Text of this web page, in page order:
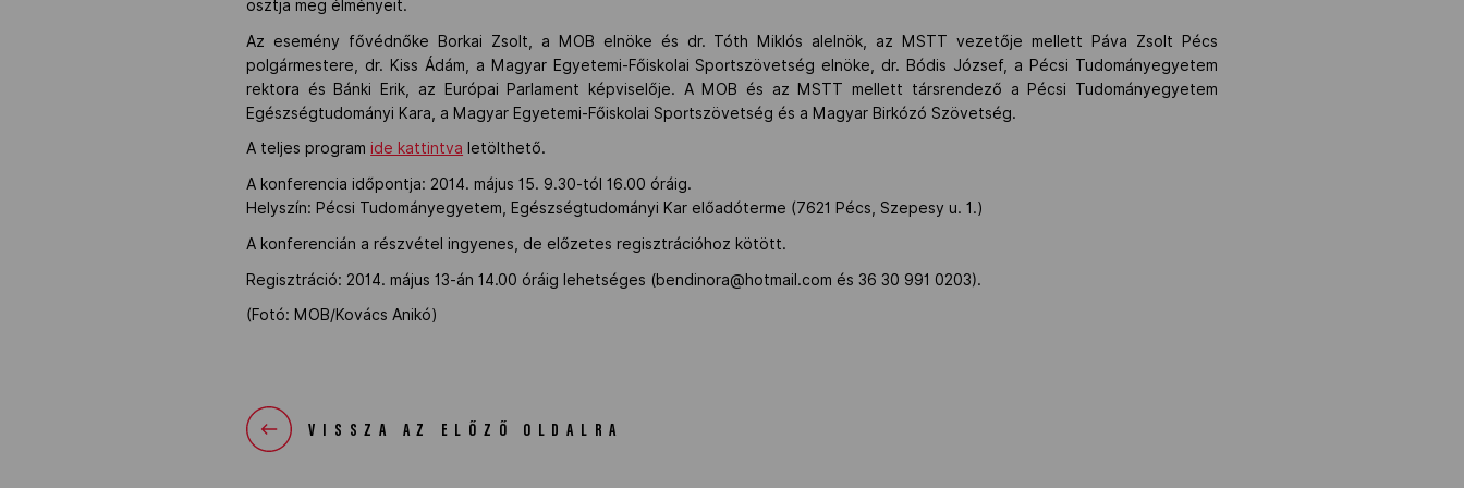
osztja meg élményeit.
Az esemény fővédnőke Borkai Zsolt, a MOB elnöke és dr. Tóth Miklós alelnök, az MSTT vezetője mellett Páva Zsolt Pécs
polgármestere, dr. Kiss Ádám, a Magyar Egyetemi-Főiskolai Sportszövetség elnöke, dr. Bódis József, a Pécsi Tudományegyetem
rektora és Bánki Erik, az Európai Parlament képviselője. A MOB és az MSTT mellett társrendező a Pécsi Tudományegyetem
Egészségtudományi Kara, a Magyar Egyetemi-Főiskolai Sportszövetség és a Magyar Birkózó Szövetség.
A teljes programide kattintva letölthető.
A konferencia időpontja: 2014. május 15. 9.30-tól 16.00 óráig.
Helyszín: Pécsi Tudományegyetem, Egészségtudományi Kar előadóterme (7621 Pécs, Szepesy u. 1.)
A konferencián a részvétel ingyenes, de előzetes regisztrációhoz kötött.
Regisztráció: 2014. május 13-án 14.00 óráig lehetséges (bendinora@hotmail.com és 36 30 991 0203).
(Fotó: MOB/Kovács Anikó)
VISSZA AZ ELŐZŐ OLDALRA